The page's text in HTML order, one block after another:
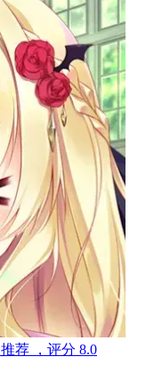
推荐 ，评分 8.0